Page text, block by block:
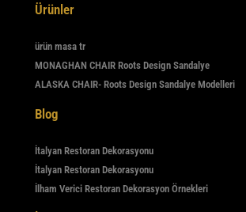
Ürünler
ürün masa tr
MONAGHAN CHAIR Roots Design Sandalye
ALASKA CHAIR- Roots Design Sandalye Modelleri
Blog
İtalyan Restoran Dekorasyonu
İtalyan Restoran Dekorasyonu
İlham Verici Restoran Dekorasyon Örnekleri